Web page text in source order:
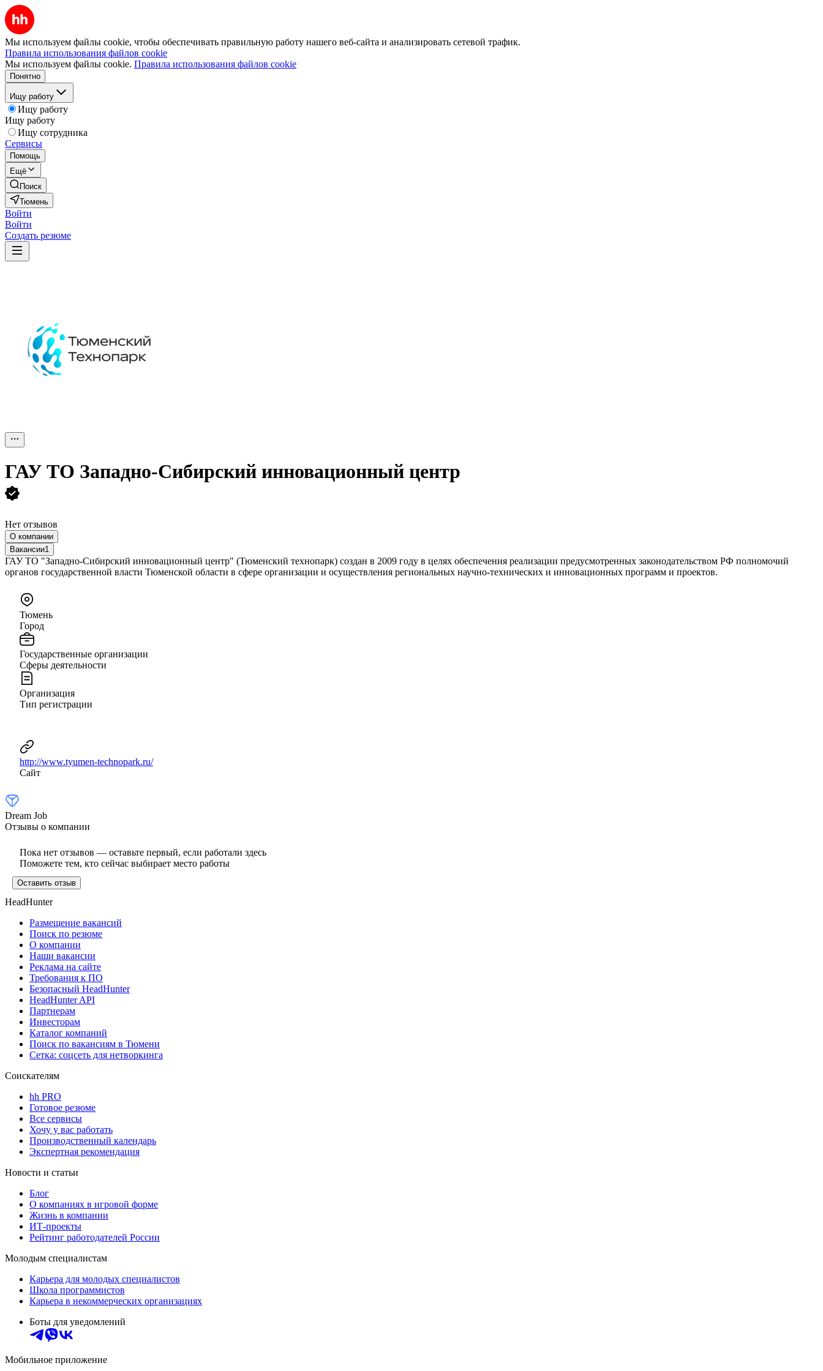
Мы используем файлы cookie, чтобы обеспечивать правильную работу нашего веб-сайта и анализировать сетевой трафик.
Правила использования файлов cookie
Мы используем файлы cookie. Правила использования файлов cookie
Понятно
Ищу работу
Ищу работу
Ищу работу
Ищу сотрудника
Сервисы
Помощь
Ещё
Поиск
Тюмень
Войти
Войти
Создать резюме
ГАУ ТО Западно-Сибирский инновационный центр
Нет отзывов
О компании
Вакансии1
ГАУ ТО "Западно-Сибирский инновационный центр" (Тюменский технопарк) создан в 2009 году в целях обеспечения реализации предусмотренных законодательством РФ полномочий
органов государственной власти Тюменской области в сфере организации и осуществления региональных научно-технических и инновационных программ и проектов.
Тюмень
Город
Государственные организации
Сферы деятельности
Организация
Тип регистрации
http://www.tyumen-technopark.ru/
Сайт
Dream Job
Отзывы о компании
Пока нет отзывов — оставьте первый, если работали здесь
Поможете тем, кто сейчас выбирает место работы
Оставить отзыв
HeadHunter
Размещение вакансий
Поиск по резюме
О компании
Наши вакансии
Реклама на сайте
Требования к ПО
Безопасный HeadHunter
HeadHunter API
Партнерам
Инвесторам
Каталог компаний
Поиск по вакансиям в Тюмени
Сетка: соцсеть для нетворкинга
Соискателям
hh PRO
Готовое резюме
Все сервисы
Хочу у вас работать
Производственный календарь
Экспертная рекомендация
Новости и статьи
Блог
О компаниях в игровой форме
Жизнь в компании
ИТ-проекты
Рейтинг работодателей России
Молодым специалистам
Карьера для молодых специалистов
Школа программистов
Карьера в некоммерческих организациях
Боты для уведомлений
Мобильное приложение